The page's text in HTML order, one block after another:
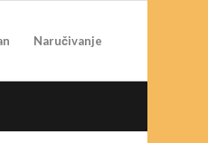
Naručivanje